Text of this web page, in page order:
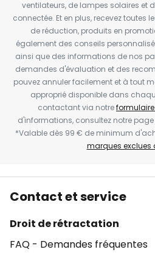
ventilateurs, de lampes solaires et
connectée. Et en plus, recevez toutes
de réduction, produits en
également des conseils
ainsi que des informations de nos
demandes d'évaluation et des
pouvez annuler facilement et à tout
approprié disponible dans
contactant via notre
d'informations, consultez notre page
*Valable dès 99 € de minimum
marques exclues
Contact et service
Droit de rétractation
FAQ - Demandes fréquentes